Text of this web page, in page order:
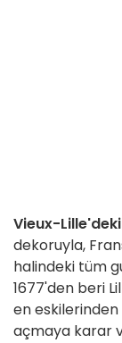
Vieux-
dekoruyla,
halindeki tüm
1677'den beri
en
açmaya karar